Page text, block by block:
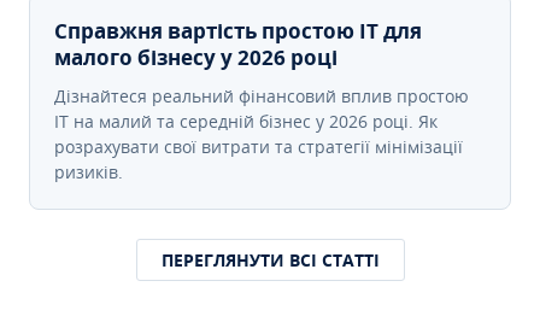
Справжня вартість простою IT для
малого бізнесу у 2026 році
Дізнайтеся реальний фінансовий вплив простою
IT на малий та середній бізнес у 2026 році. Як
розрахувати свої витрати та стратегії мінімізації
ризиків.
ПЕРЕГЛЯНУТИ ВСІ СТАТТІ